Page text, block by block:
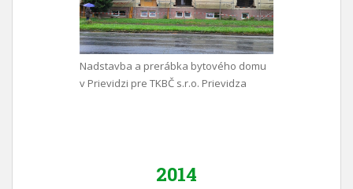
Nadstavba a prerábka bytového domu
v Prievidzi pre TKBČ s.r.o. Prievidza
2014